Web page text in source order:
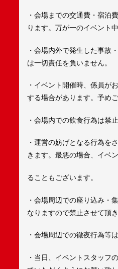
・会場までの交通費・宿泊
ります。万が一のイベント
・会場内外で発生した事故
は一切責任を負いません。
・イベント開催時、係員が
する場合があります。予め
・会場内での飲食行為は禁
・運営の妨げとなる行為を
きます。最悪の場合、イベ
ることもございます。
・会場周辺での座り込み・
なりますので禁止させて頂き
・会場周辺での徹夜行為等
・当日、イベントスタッフ